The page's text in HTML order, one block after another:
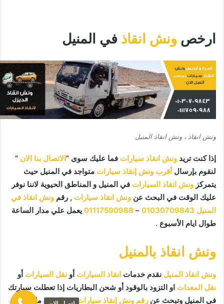
ارخص ونش انقاذ في المنيل
ونش انقاذ ، ونش انقاذ المنيل
إذا كنت تريد ونش انقاذ سيارات فما عليك سوى “الاتصال بنا الان ”
لنقوم بإرسال أقرب ونش إنقاذ سيارات متواجد في المنيل حيث
يتمركز ونش انقاذ السيارات في المنيل و المناطق الحيوية لاننا نوفر
عليك الوقت في البحث عن ونش انقاذ سيارات , رقم ونش انقاذ في
المنيل 01030709843
–
01117590988 يعمل علي مدار الساعة
طوال ايام الأسبوع .
ونش انقاذ بالمنيل
ونش انقاذ المنيل نقدم خدمات انقاذ السيارات أو نقل السيارات أو
نقل المعدات او التزود بالوقود أو شحن البطاريات إذا تعطلت سيارتك
في المنيل وتبحث عن رقم ونش إنقاذ سيارات في المنيل ما عليك